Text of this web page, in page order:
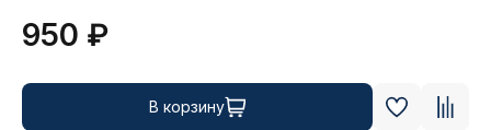
950 ₽
В корзину